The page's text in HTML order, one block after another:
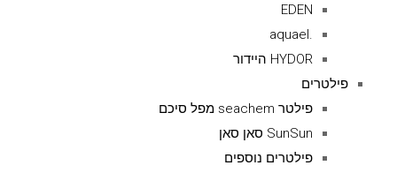
EDEN
.aquael
HYDOR היידור
פילטרים
פילטר seachem מפל סיכם
SunSun סאן סאן
פילטרים נוספים